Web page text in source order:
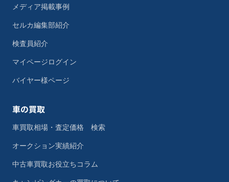
メディア掲載事例
セルカ編集部紹介
検査員紹介
マイページログイン
バイヤー様ページ
車の買取
車買取相場・査定価格 検索
オークション実績紹介
中古車買取お役立ちコラム